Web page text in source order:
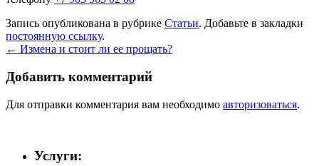
Запись опубликована в рубрике Статьи. Добавьте в закладки
постоянную ссылку.
← Измена и стоит ли ее прощать?
Добавить комментарий
Для отправки комментария вам необходимо авторизоваться.
Услуги: